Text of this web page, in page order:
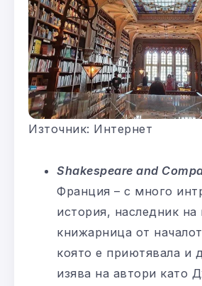
Източник: Интернет
Shakespeare and
Франция – с много
история, наследник на
книжарница от
която е приютявала и
изява на автори като